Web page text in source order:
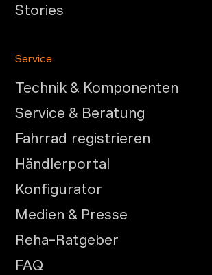
Stories
Service
Technik & Komponenten
Service & Beratung
Fahrrad registrieren
Händlerportal
Konfigurator
Medien & Presse
Reha-Ratgeber
FAQ